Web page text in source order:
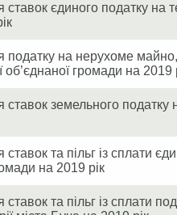
єдиного податку на
на нерухоме майно,
об’єднаної громади на 2019
земельного податку
та пільг із сплати
на 2019 рік
та пільг із сплати